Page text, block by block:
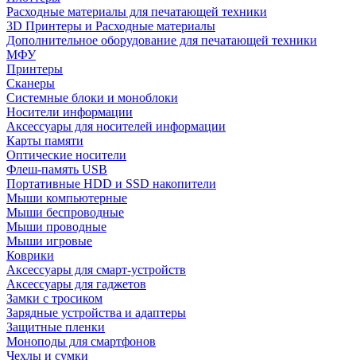
Расходные материалы для печатающей техники
3D Принтеры и Расходные материалы
Дополнительное оборудование для печатающей техники
МФУ
Принтеры
Сканеры
Системные блоки и моноблоки
Носители информации
Аксессуары для носителей информации
Карты памяти
Оптические носители
Флеш-память USB
Портативные HDD и SSD накопители
Мыши компьютерные
Мыши беспроводные
Мыши проводные
Мыши игровые
Коврики
Аксессуары для смарт-устройств
Аксессуары для гаджетов
Замки с тросиком
Зарядные устройства и адаптеры
Защитные пленки
Моноподы для смартфонов
Чехлы и сумки